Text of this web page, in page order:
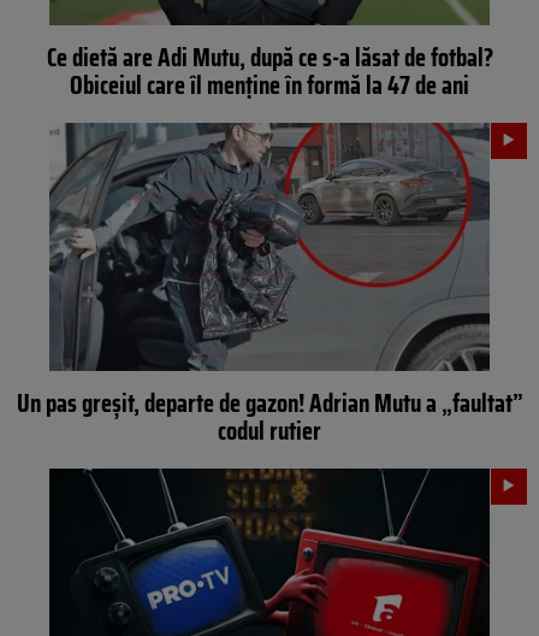
Ce dietă are Adi Mutu, după ce s-a lăsat de fotbal?
Obiceiul care îl menține în formă la 47 de ani
Un pas greșit, departe de gazon! Adrian Mutu a „faultat”
codul rutier